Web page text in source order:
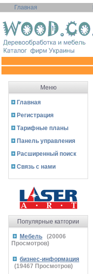
Главная
Меню
Главная
Регистрация
Тарифные планы
Панель управления
Расширенный поиск
Связь с нами
Популярные катгории
Мебель (20006
Просмотров)
бизнес-информация
(19467 Просмотров)